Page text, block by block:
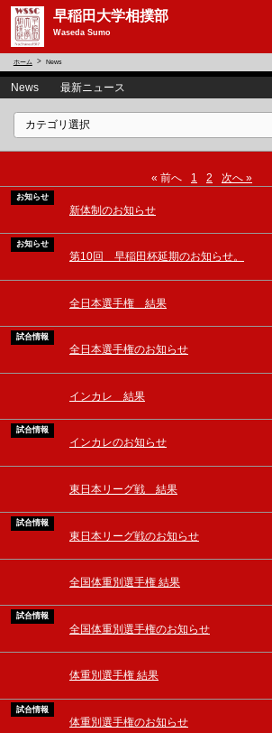
早稲田大学相撲部
Waseda Sumo
ホーム News
News 最新ニュース
« 前へ 1 2 次へ »
お知らせ
新体制のお知らせ
お知らせ
第10回 早稲田杯延期のお知らせ。
全日本選手権 結果
試合情報
全日本選手権のお知らせ
インカレ 結果
試合情報
インカレのお知らせ
東日本リーグ戦 結果
試合情報
東日本リーグ戦のお知らせ
全国体重別選手権 結果
試合情報
全国体重別選手権のお知らせ
体重別選手権 結果
試合情報
体重別選手権のお知らせ